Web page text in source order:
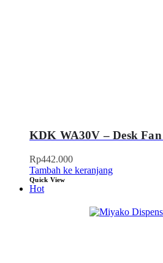
KDK WA30V – Desk
Rp442.000
Tambah ke keranjang
Quick View
Hot